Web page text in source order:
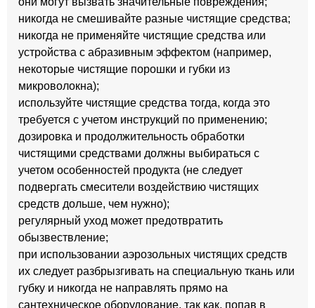
никогда не смешивайте разные чистящие средства;
никогда не применяйте чистящие средства или
устройства с абразивным эффектом (например,
некоторые чистящие порошки и губки из
микроволокна);
используйте чистящие средства тогда, когда это
требуется с учетом инструкций по применению;
дозировка и продолжительность обработки
чистящими средствами должны выбираться с
учетом особенностей продукта (не следует
подвергать смесители воздействию чистящих
средств дольше, чем нужно);
регулярный уход может предотвратить
обызвествление;
при использовании аэрозольных чистящих средств
их следует разбрызгивать на специальную ткань или
губку и никогда не направлять прямо на
сантехническое оборудование, так как, попав в